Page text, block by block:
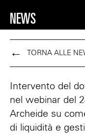
NEWS
TORNA ALLE
Intervento del
nel webinar del
Archeide su
di liquidità e